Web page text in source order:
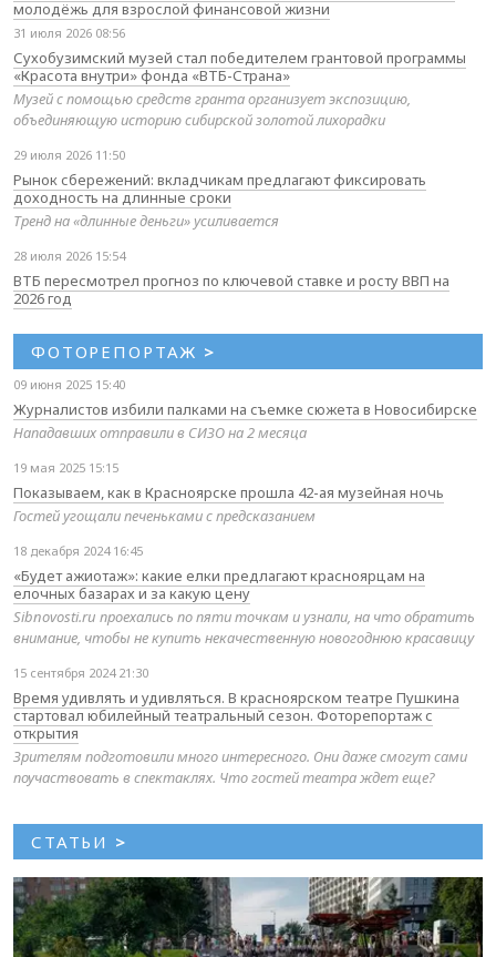
молодёжь для взрослой финансовой жизни
31 июля 2026 08:56
Сухобузимский музей стал победителем грантовой программы
«Красота внутри» фонда «ВТБ-Страна»
Музей с помощью средств гранта организует экспозицию,
объединяющую историю сибирской золотой лихорадки
29 июля 2026 11:50
Рынок сбережений: вкладчикам предлагают фиксировать
доходность на длинные сроки
Тренд на «длинные деньги» усиливается
28 июля 2026 15:54
ВТБ пересмотрел прогноз по ключевой ставке и росту ВВП на
2026 год
ФОТОРЕПОРТАЖ >
09 июня 2025 15:40
Журналистов избили палками на съемке сюжета в Новосибирске
Нападавших отправили в СИЗО на 2 месяца
19 мая 2025 15:15
Показываем, как в Красноярске прошла 42-ая музейная ночь
Гостей угощали печеньками с предсказанием
18 декабря 2024 16:45
«Будет ажиотаж»: какие елки предлагают красноярцам на
елочных базарах и за какую цену
Sibnovosti.ru проехались по пяти точкам и узнали, на что обратить
внимание, чтобы не купить некачественную новогоднюю красавицу
15 сентября 2024 21:30
Время удивлять и удивляться. В красноярском театре Пушкина
стартовал юбилейный театральный сезон. Фоторепортаж с
открытия
Зрителям подготовили много интересного. Они даже смогут сами
поучаствовать в спектаклях. Что гостей театра ждет еще?
СТАТЬИ >